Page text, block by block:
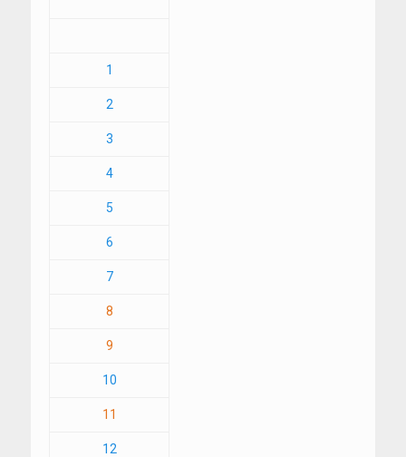
1
2
3
4
5
6
7
8
9
10
11
12